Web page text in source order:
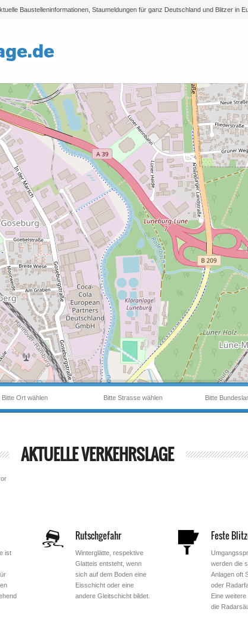
Baustelleninformationen, Staumeldungen für ganz Deutschland und Blitzer in
Bitte
Bitte Strasse wählen
Bitte Ort wählen
AKTUELLE VERKEHRSLAGE
ist
Rutschgefahr
Winterglätte, respektive
Glatteis entsteht, wenn
sich auf dem Boden eine
Eisschicht oder eine
andere Gleitschicht bildet.
Feste
werden die
Anlagen oft
oder
Eine
die